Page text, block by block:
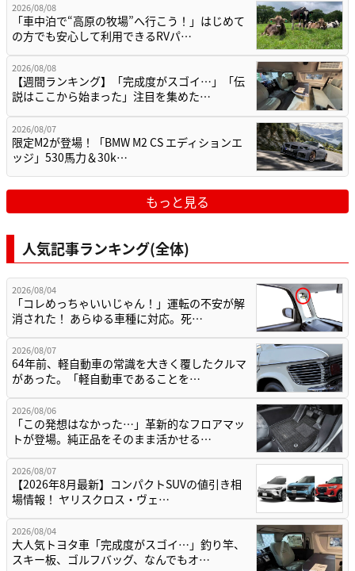
2026/08/08
「車中泊で“高原の牧場”へ行こう！」はじめて
の方でも安心して利用できるRVパ…
2026/08/08
【週間ランキング】「完成度がスゴイ…」「伝
説はここから始まった」注目を集めた…
2026/08/07
限定M2が登場！「BMW M2 CS エディションエ
ッジ」530馬力＆30k…
もっと見る
人気記事ランキング(全体)
2026/08/04
「コレめっちゃいいじゃん！」運転の不安が解
消された！ あらゆる車種に対応。死…
2026/08/07
64年前、軽自動車の常識を大きく覆したクルマ
があった。「軽自動車であることを…
2026/08/06
「この発想はなかった…」革新的なフロアマッ
トが登場。純正品をそのまま活かせる…
2026/08/07
【2026年8月最新】コンパクトSUVの値引き相
場情報！ ヤリスクロス・ヴェ…
2026/08/04
大人気トヨタ車「完成度がスゴイ…」釣り竿、
スキー板、ゴルフバッグ、なんでもオ…